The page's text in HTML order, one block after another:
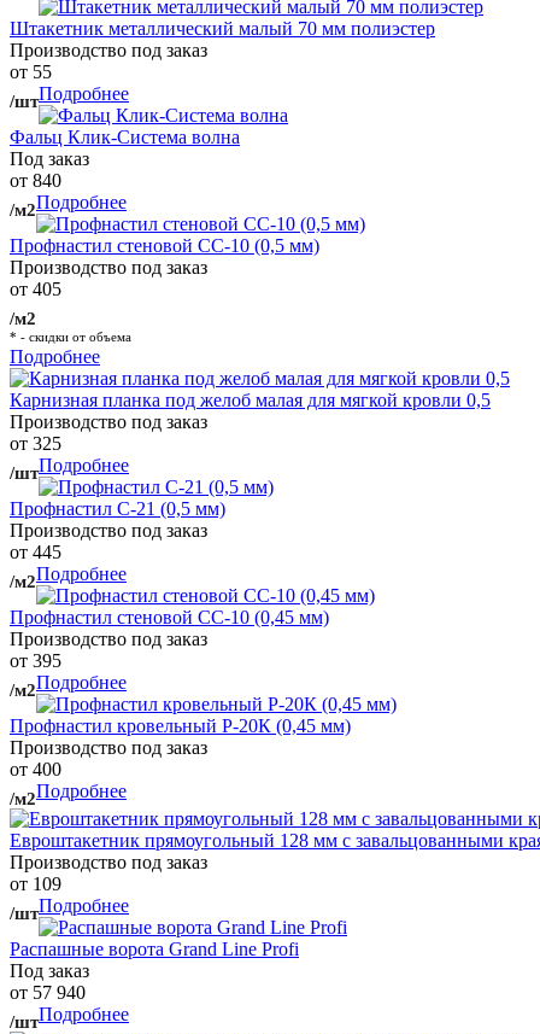
Штакетник металлический малый 70 мм полиэстер
Производство под заказ
от 55
/штПодробнее
Фальц Клик-Система волна
Под заказ
от 840
/м2Подробнее
Профнастил стеновой СС-10 (0,5 мм)
Производство под заказ
от 405
/м2
* - скидки от объема
Подробнее
Карнизная планка под желоб малая для мягкой кровли 0,5
Производство под заказ
от 325
/штПодробнее
Профнастил С-21 (0,5 мм)
Производство под заказ
от 445
/м2Подробнее
Профнастил стеновой СС-10 (0,45 мм)
Производство под заказ
от 395
/м2Подробнее
Профнастил кровельный Р-20К (0,45 мм)
Производство под заказ
от 400
/м2Подробнее
Евроштакетник прямоугольный 128 мм с завальцованными
Производство под заказ
от 109
/штПодробнее
Распашные ворота Grand Line Profi
Под заказ
от 57 940
/штПодробнее